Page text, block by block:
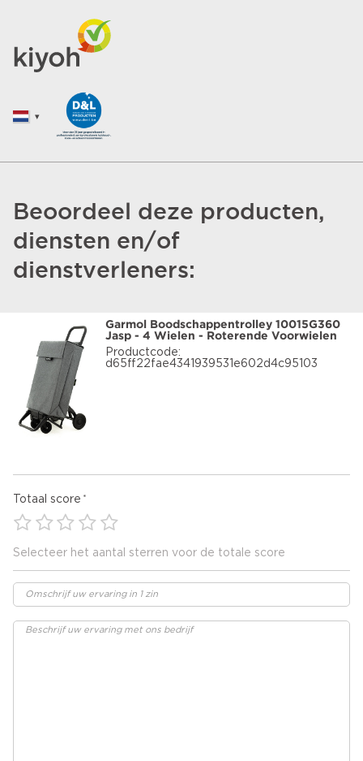
Beoordeel deze producten,
diensten en/of
dienstverleners:
Garmol Boodschappentrolley 10015G360
Jasp - 4 Wielen - Roterende Voorwielen
Productcode:
d65ff22fae4341939531e602d4c95103
Totaal score
Selecteer het aantal sterren voor de totale score